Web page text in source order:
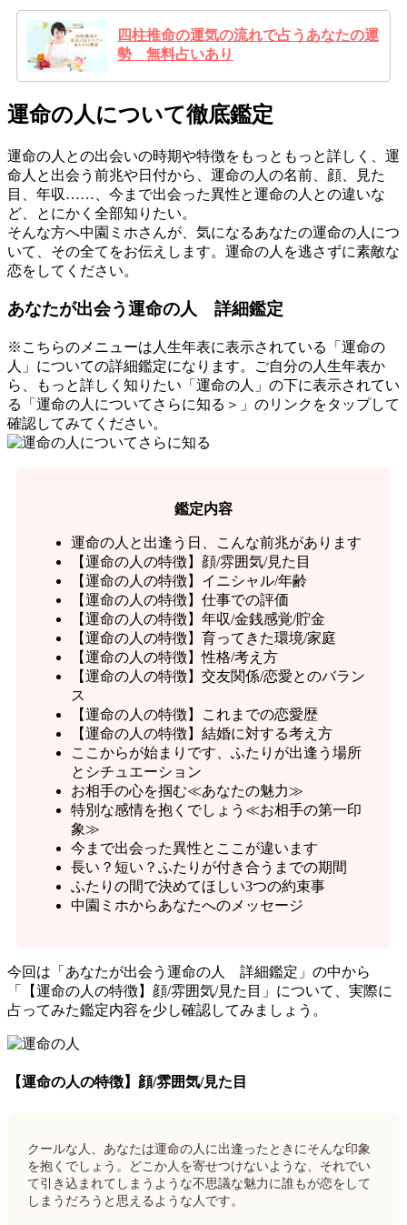
四柱推命の運気の流れで占うあなたの運
勢 無料占いあり
運命の人について徹底鑑定
運命の人との出会いの時期や特徴をもっともっと詳しく、運
命人と出会う前兆や日付から、運命の人の名前、顔、見た
目、年収……、今まで出会った異性と運命の人との違いな
ど、とにかく全部知りたい。
そんな方へ中園ミホさんが、気になるあなたの運命の人につ
いて、その全てをお伝えします。運命の人を逃さずに素敵な
恋をしてください。
あなたが出会う運命の人 詳細鑑定
※こちらのメニューは人生年表に表示されている「運命の
人」についての詳細鑑定になります。ご自分の人生年表か
ら、もっと詳しく知りたい「運命の人」の下に表示されてい
る「運命の人についてさらに知る＞」のリンクをタップして
確認してみてください。
鑑定内容
運命の人と出逢う日、こんな前兆があります
【運命の人の特徴】顔/雰囲気/見た目
【運命の人の特徴】イニシャル/年齢
【運命の人の特徴】仕事での評価
【運命の人の特徴】年収/金銭感覚/貯金
【運命の人の特徴】育ってきた環境/家庭
【運命の人の特徴】性格/考え方
【運命の人の特徴】交友関係/恋愛とのバラン
ス
【運命の人の特徴】これまでの恋愛歴
【運命の人の特徴】結婚に対する考え方
ここからが始まりです、ふたりが出逢う場所
とシチュエーション
お相手の心を掴む≪あなたの魅力≫
特別な感情を抱くでしょう≪お相手の第一印
象≫
今まで出会った異性とここが違います
長い？短い？ふたりが付き合うまでの期間
ふたりの間で決めてほしい3つの約束事
中園ミホからあなたへのメッセージ
今回は「あなたが出会う運命の人 詳細鑑定」の中から
「【運命の人の特徴】顔/雰囲気/見た目」について、実際に
占ってみた鑑定内容を少し確認してみましょう。
【運命の人の特徴】顔/雰囲気/見た目
クールな人、あなたは運命の人に出逢ったときにそんな印象
を抱くでしょう。どこか人を寄せつけないような、それでい
て引き込まれてしまうような不思議な魅力に誰もが恋をして
しまうだろうと思えるような人です。